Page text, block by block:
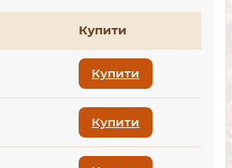
Купити
Купити
Купити